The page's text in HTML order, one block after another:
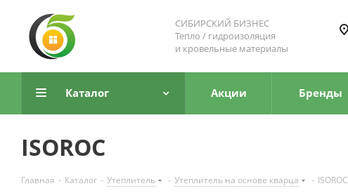
СИБИРСКИЙ БИЗНЕС
Тепло / гидроизоляция
и кровельные материалы
Каталог Акции Бренды
ISOROC
Главная - Каталог - Утеплитель - Утеплитель на основе кварца - ISOROC